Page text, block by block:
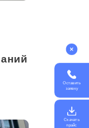
Оставить
заявку
Скачать
прайс